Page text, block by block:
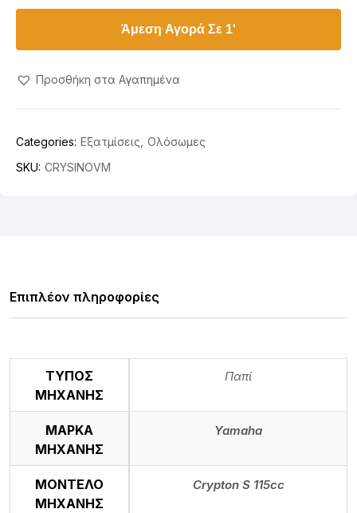
Άμεση Αγορά Σε 1'
Προσθήκη στα Αγαπημένα
Categories: Εξατμίσεις Ολόσωμες
SKU: CRYSINOVM
Επιπλέον πληροφορίες
ΤΥΠΟΣ
ΜΗΧΑΝΗΣ
Παπί
ΜΑΡΚΑ
ΜΗΧΑΝΗΣ
Yamaha
ΜΟΝΤΕΛΟ
ΜΗΧΑΝΗΣ
Crypton S 115cc